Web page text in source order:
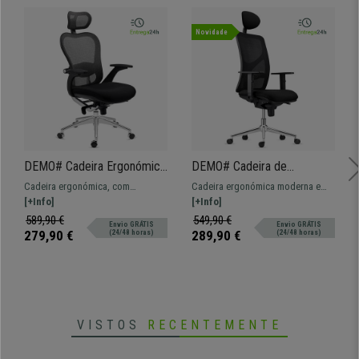
DEMO# Cadeira Ergonómica
ROYAL, Uso 8H, Suporte
Lombar Avançado, Design
Moderno, Cinzento
Cadeira ergonómica, com
tecnologia e design de qualidade.
Excelente conforto com estilo
único. Envio em 24/48H!
[+Info]
589,90 €
279,90 €
Envio GRÁTIS
(24/48 horas)
Novidade
DEMO# Cadeira de
Escritório BAIKAL, Base
Metálica, Braços Ajustáveis,
Apoio Lombar, Em Pano
Preto
Cadeira ergonómica moderna e
confortável, o modelo perfeito
para uso profissional dada a
grande resistência e conforto.
[+Info]
549,90 €
289,90 €
Envio GRÁTIS
(24/48 horas)
VISTOS RECENTEMENTE